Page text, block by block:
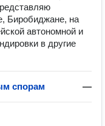
Биробиджане, на
автономной и
в другие
спорам —